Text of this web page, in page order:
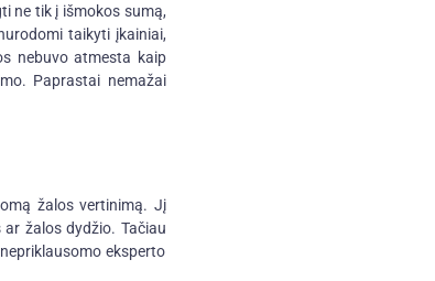
ne tik į išmokos sumą,
taikyti įkainiai,
nebuvo atmesta kaip
Paprastai nemažai
žalos vertinimą. Jį
žalos dydžio. Tačiau
eksperto